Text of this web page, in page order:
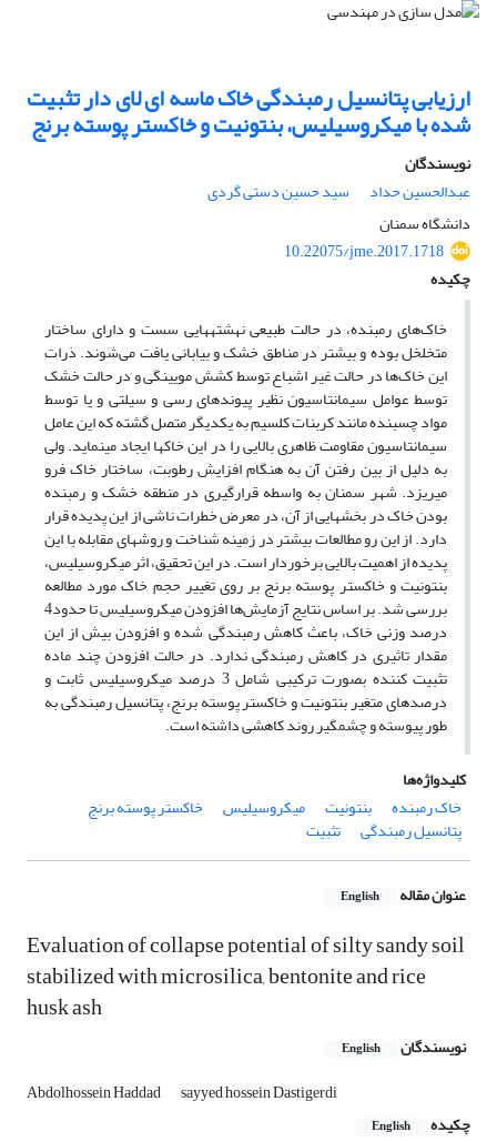
ارزیابی پتانسیل رمبندگی خاک ماسه ای لای دار تثبیت
شده با میکروسیلیس، بنتونیت و خاکستر پوسته برنج
نویسندگان
عبدالحسین حداد
سید حسین دستی گردی
دانشگاه سمنان
10.22075/jme.2017.1718
چکیده
خاک‌های رمبنده، در حالت طبیعی نهشتههایی سست و دارای ساختار
متخلخل بوده و بیشتر در مناطق خشک و بیابانی یافت می‌شوند. ذرات
این خاک‌ها در حالت غیر اشباع توسط کشش مویینگی و در حالت خشک
توسط عوامل سیمانتاسیون نظیر پیوندهای رسی و سیلتی و یا توسط
مواد چسبنده مانند کربنات کلسیم به یکدیگر متصل گشته که این عامل
سیمانتاسیون مقاومت ظاهری بالایی را در این خاکها ایجاد مینماید. ولی
به دلیل از بین رفتن آن به هنگام افزایش رطوبت، ساختار خاک فرو
میریزد. شهر سمنان به واسطه قرارگیری در منطقه خشک و رمبنده
بودن خاک در بخشهایی از آن، در معرض خطرات ناشی از این پدیده قرار
دارد. از این رو مطالعات بیشتر در زمینه شناخت و روشهای مقابله با این
پدیده از اهمیت بالایی برخوردار است. در این تحقیق، اثر میکروسیلیس،
بنتونیت و خاکستر پوسته برنج بر روی تغییر حجم خاک مورد مطالعه
بررسی شد. بر اساس نتایج آزمایش‌ها افزودن میکروسیلیس تا حدود4
درصد وزنی خاک، باعث کاهش رمبندگی شده و افزودن بیش از این
مقدار تاثیری در کاهش رمبندگی ندارد. در حالت افزودن چند ماده
تثبیت کننده بصورت ترکیبی شامل 3 درصد میکروسیلیس ثابت و
درصدهای متغیر بنتونیت و خاکستر پوسته برنج، پتانسیل رمبندگی به
طور پیوسته و چشمگیر روند کاهشی داشته است.
کلیدواژه‌ها
خاک رمبنده
بنتونیت میکروسیلیس خاکستر پوسته برنج
پتانسیل رمبندگی تثبیت
عنوان مقاله English
Evaluation of collapse potential of silty sandy soil
stabilized with microsilica, bentonite and rice
husk ash
نویسندگان English
Abdolhossein Haddad
sayyed hossein Dastigerdi
چکیده
English